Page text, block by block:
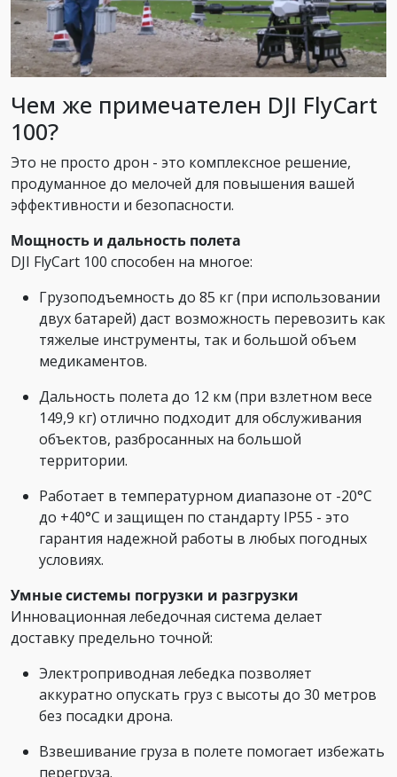
Чем же примечателен DJI FlyCart
100?
Это не просто дрон - это комплексное решение,
продуманное до мелочей для повышения вашей
эффективности и безопасности.
Мощность и дальность полета
DJI FlyCart 100 способен на многое:
Грузоподъемность до 85 кг (при использовании
двух батарей) даст возможность перевозить как
тяжелые инструменты, так и большой объем
медикаментов.
Дальность полета до 12 км (при взлетном весе
149,9 кг) отлично подходит для обслуживания
объектов, разбросанных на большой
территории.
Работает в температурном диапазоне от -20°C
до +40°C и защищен по стандарту IP55 - это
гарантия надежной работы в любых погодных
условиях.
Умные системы погрузки и разгрузки
Инновационная лебедочная система делает
доставку предельно точной:
Электроприводная лебедка позволяет
аккуратно опускать груз с высоты до 30 метров
без посадки дрона.
Взвешивание груза в полете помогает избежать
перегруза.